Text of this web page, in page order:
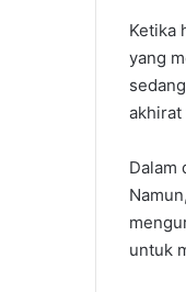
Ketika
yang
akhirat
Dalam
untuk